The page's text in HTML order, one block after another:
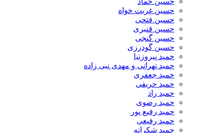
حسین غربت خواه
حسین فتحی
حسین قنبری
حسین گنجی
حسین گودرزی
حمید پیروزنیا
حمید تهرانی و مهدی نبی زاده
حمید جعفری
حمید حریفی
حمید راد
حمید رضوی
حمید رفیع پور
حمید رفیعی
حمید شکرانه